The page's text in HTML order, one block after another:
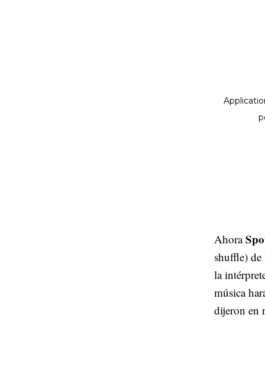
Ahora
shuffle)
la
música
dijeron en